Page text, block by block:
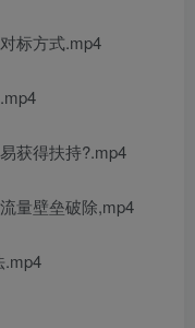
标方式.mp4
获得扶持?.mp4
量壁垒破除,mp4
.mp4